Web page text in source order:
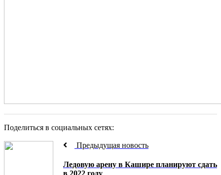
Поделиться в социальных сетях:
Предыдущая новость
Ледовую арену в Кашире планируют сдать